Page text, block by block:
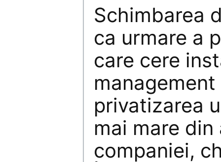
Schimbarea
ca urmare a
care cere
privatizarea
mai mare
companiei,